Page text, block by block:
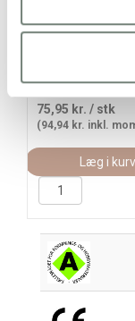
Plus Color
75,95 kr. / stk
(94,94 kr. inkl.
Læg i kurv